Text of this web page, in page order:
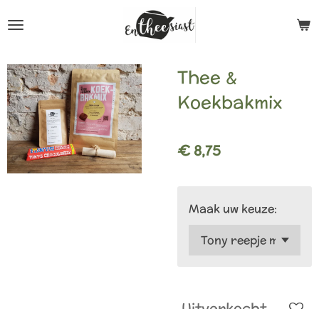
de
hoofdinhoud
Thee &
Koekbakmix
€ 8,75
Maak uw keuze: